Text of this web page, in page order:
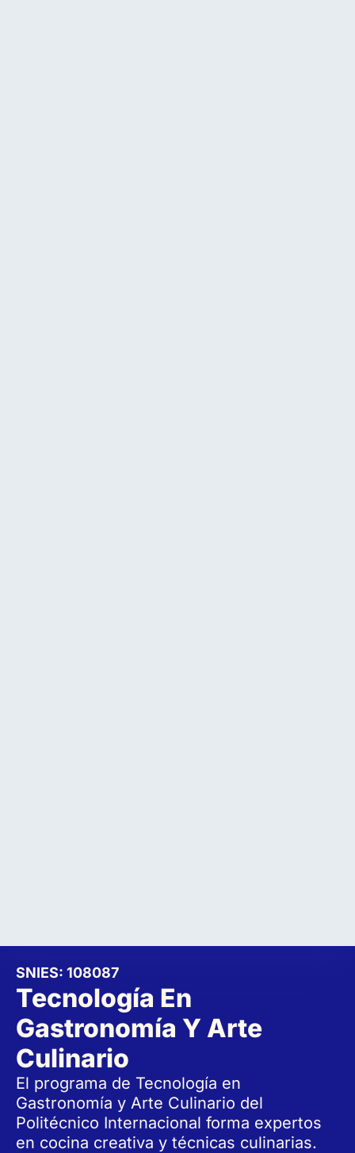
SNIES: 108087
Tecnología En
Gastronomía Y Arte
Culinario
El programa de Tecnología en
Gastronomía y Arte Culinario del
Politécnico Internacional forma expertos
en cocina creativa y técnicas culinarias.